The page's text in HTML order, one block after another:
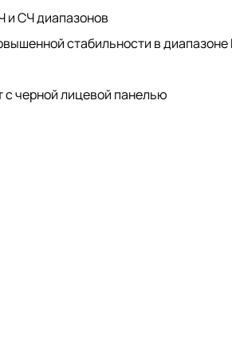
и СЧ диапазонов
стабильности в диапазоне
с черной лицевой панелью